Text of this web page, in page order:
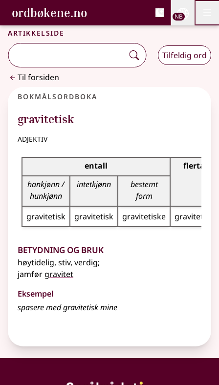
Gå til hovedinnhold
Tilgjengelighet
ordbøkene.no, Bokmålsordboka og
Bokmålsordboka og Nynorskordboka
NB
Artikkelside
Tilfeldig ord
Til forsiden
Bokmålsordboka
gravitetisk
adjektiv
Bøyingstabell for dette adjektivet
entall
flertall
hankjønn /
hunkjønn
intetkjønn
bestemt
form
gravitetisk
gravitetisk gravitetiske gravitetiske
Betydning og bruk
høytidelig, stiv, verdig;
jamfør gravitet
Eksempel
spasere med gravitetisk mine